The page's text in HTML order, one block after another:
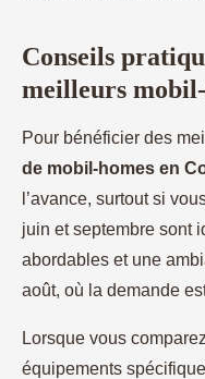
Conseils
meilleurs
Pour bénéficier des
de mobil-homes en
l’avance, surtout si
juin et septembre sont
abordables et une
août, où la demande
Lorsque vous
équipements